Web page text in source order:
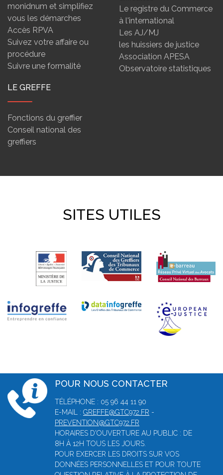
monidnum et simplifiez
vous les démarches
Accès RPVA
Suivez votre affaire ou
procédure
Suivre une formalité
Le registre du Commerce
à l'international
Les AJ/MJ
les huissiers de justice
Association APESA
Observatoire statistiques
LE GREFFE
Fonctions du greffier
Conseil national des
greffiers
SITES UTILES
POUR NOUS CONTACTER
TÉLÉPHONE : 05 96 44 11 90
E-MAIL : GREFFE@GTC972.FR -
PREVENTION@GTC972.FR
HORAIRES D'OUVERTURE AU PUBLIC : DE
8H À 12H TOUS LES JOURS.
POUR EXERCER LES DROITS SUR VOS
DONNÉES PERSONNELLES ET POUR TOUTE